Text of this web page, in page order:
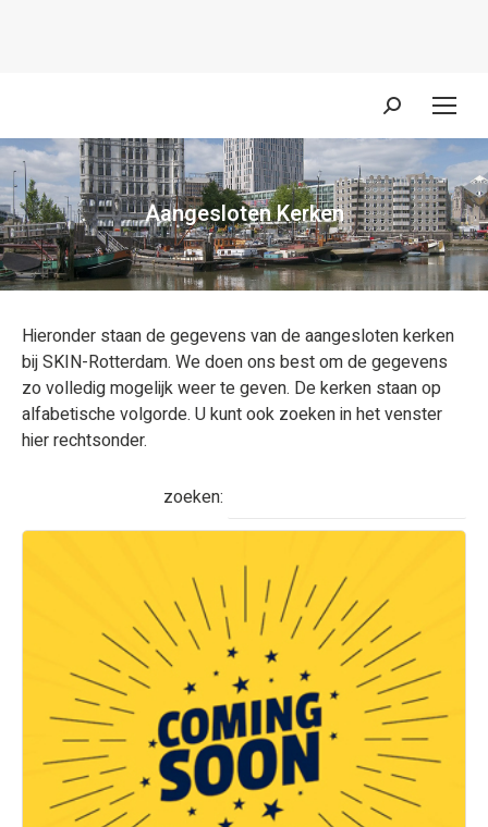
Zoeken:
Aangesloten Kerken
Je bent hier:
Hieronder staan de gegevens van de aangesloten kerken
bij SKIN-Rotterdam. We doen ons best om de gegevens
zo volledig mogelijk weer te geven. De kerken staan op
alfabetische volgorde. U kunt ook zoeken in het venster
hier rechtsonder.
zoeken: